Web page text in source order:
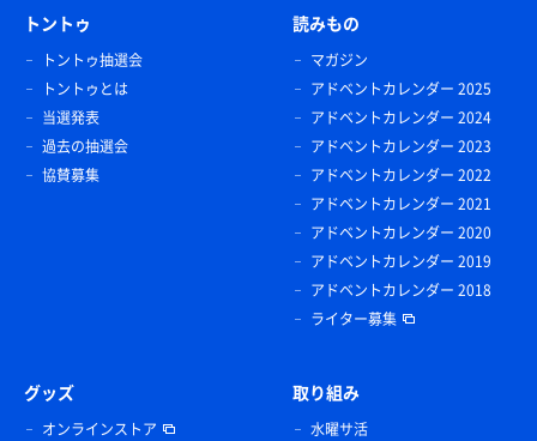
トントゥ
トントゥ抽選会
トントゥとは
当選発表
過去の抽選会
協賛募集
読みもの
マガジン
アドベントカレンダー 2025
アドベントカレンダー 2024
アドベントカレンダー 2023
アドベントカレンダー 2022
アドベントカレンダー 2021
アドベントカレンダー 2020
アドベントカレンダー 2019
アドベントカレンダー 2018
ライター募集
グッズ
オンラインストア
取り組み
水曜サ活